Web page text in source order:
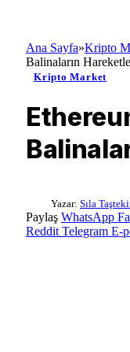
Ana Sayfa»Kripto
Balinaların
Kripto Market
Yazar: Sıla
Paylaş WhatsApp
Reddit Telegram E-